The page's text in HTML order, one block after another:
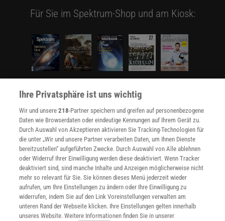
Für Sie im Spektrum-Shop und am Kiosk:
WEITERE NEUERSCHEINUNGEN SPEKTRUM SHOP
Spektrum.de-Newsletter abonnieren
JETZT ANMELDEN!
Sie können unsere Newsletter jederzeit wieder abbestellen. Infos zu unserem Umgang
mit Ihren personenbezogenen Daten finden Sie in unsererDatenschutzerklärung
Ihre Privatsphäre ist uns wichtig
Wir und unsere218-Partner speichern und greifen auf personenbezogene
Daten wie Browserdaten oder eindeutige Kennungen auf Ihrem Gerät zu.
Durch Auswahl von Akzeptieren aktivieren Sie Tracking-Technologien für
die unter „Wir und unsere Partner verarbeiten Daten, um Ihnen Dienste
bereitzustellen“ aufgeführten Zwecke. Durch Auswahl von Alle ablehnen
oder Widerruf Ihrer Einwilligung werden diese deaktiviert. Wenn Tracker
deaktiviert sind, sind manche Inhalte und Anzeigen möglicherweise nicht
mehr so relevant für Sie. Sie können dieses Menü jederzeit wieder
aufrufen, um Ihre Einstellungen zu ändern oder Ihre Einwilligung zu
widerrufen, indem Sie auf den Link Voreinstellungen verwalten am
unteren Rand der Webseite klicken. Ihre Einstellungen gelten innerhalb
unseres Website. Weitere Informationen finden Sie in unserer